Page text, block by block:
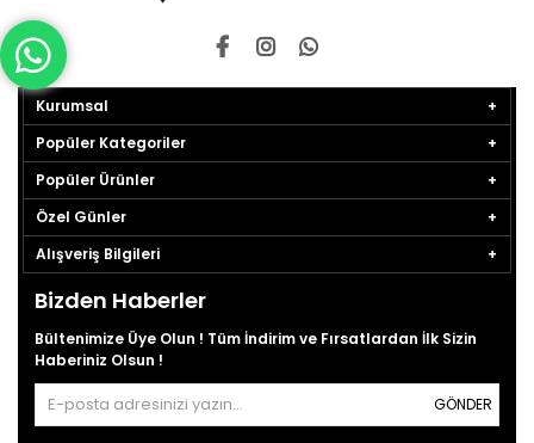
Kurumsal
Popüler Kategoriler
Popüler Ürünler
Özel Günler
Alışveriş Bilgileri
Bizden Haberler
Bültenimize Üye Olun ! Tüm İndirim ve Fırsatlardan İlk Sizin
Haberiniz Olsun !
GÖNDER